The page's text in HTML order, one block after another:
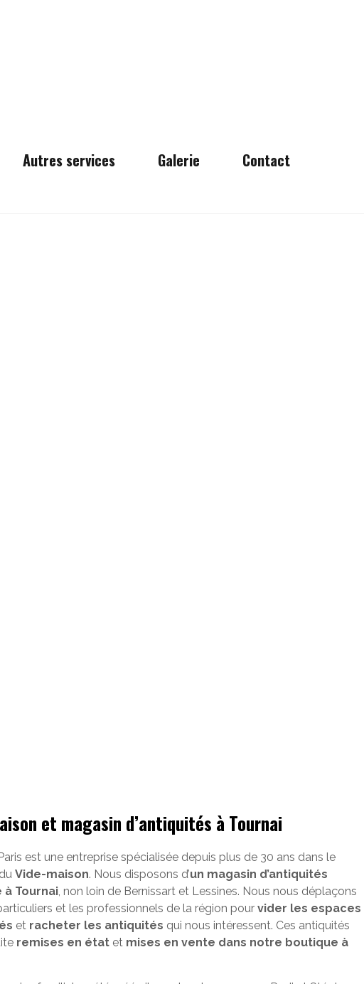
Autres services Galerie Contact
et magasin d’antiquités à Tournai
est une entreprise spécialisée depuis plus de 30 ans dans le
Vide-maison. Nous disposons d’un magasin d’antiquités
Tournai, non loin de Bernissart et Lessines. Nous nous déplaçons
et les professionnels de la région pourvider les espaces
et racheter les antiquités qui nous intéressent. Ces antiquités
remises en état et mises en vente dans notre boutique à